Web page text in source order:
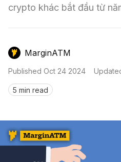
Sàn Giao Dịch
Mô Hình Biểu Đồ Giá
GameFi
crypto khác bắt đầu từ
MarginATM
Published Oct 24 2024
5 min read